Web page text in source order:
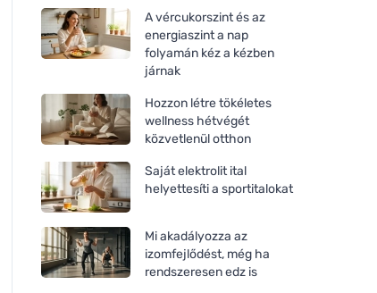
A vércukorszint és az
energiaszint a nap
folyamán kéz a kézben
járnak
Hozzon létre tökéletes
wellness hétvégét
közvetlenül otthon
Saját elektrolit ital
helyettesíti a sportitalokat
Mi akadályozza az
izomfejlődést, még ha
rendszeresen edz is